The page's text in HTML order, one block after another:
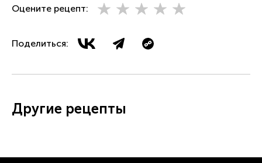
Оцените рецепт:
Поделиться:
Другие рецепты